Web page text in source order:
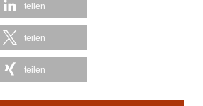
teilen
teilen
teilen